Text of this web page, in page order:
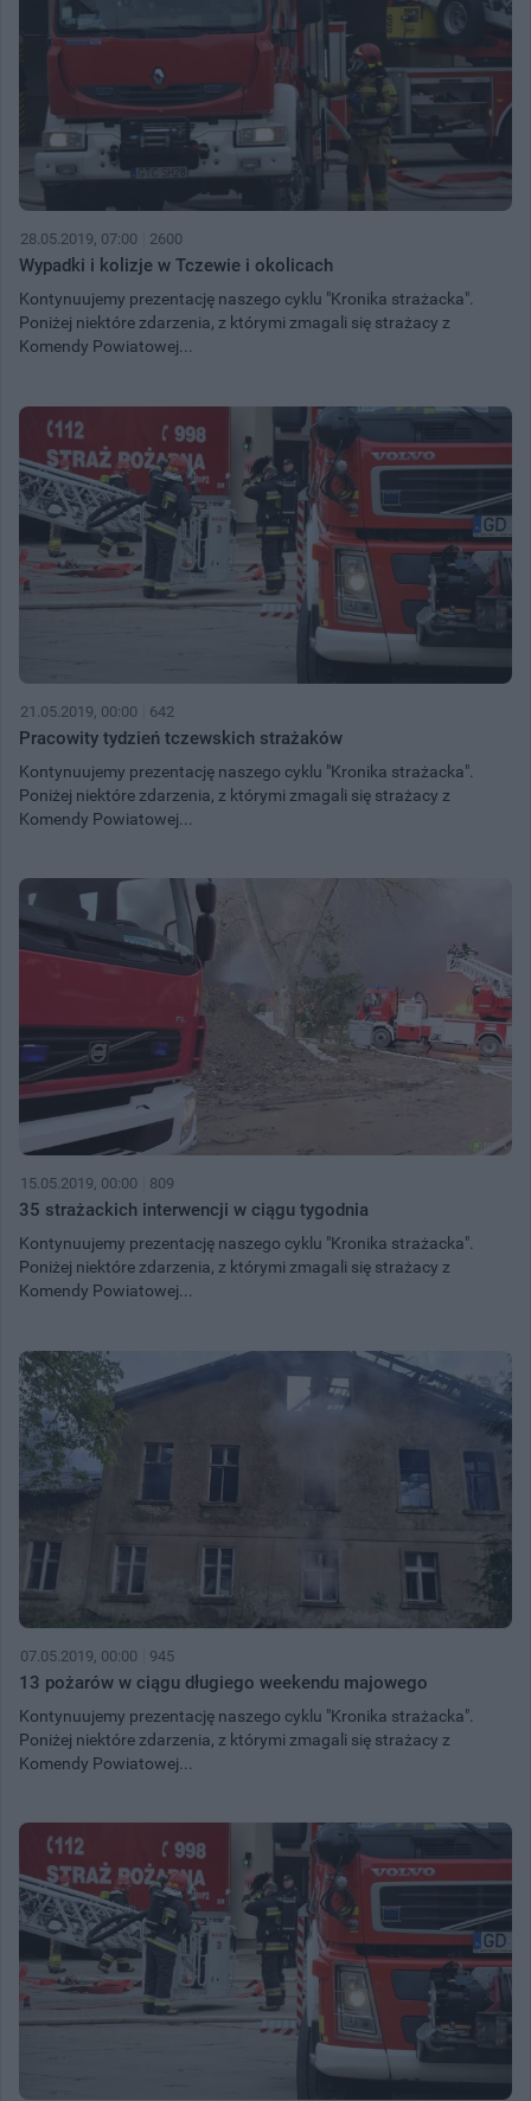
28.05.2019, 07:00 2600
Wypadki i kolizje w Tczewie i okolicach
Kontynuujemy prezentację naszego cyklu "Kronika strażacka".
Poniżej niektóre zdarzenia, z którymi zmagali się strażacy z
Komendy Powiatowej...
21.05.2019, 00:00 642
Pracowity tydzień tczewskich strażaków
Kontynuujemy prezentację naszego cyklu "Kronika strażacka".
Poniżej niektóre zdarzenia, z którymi zmagali się strażacy z
Komendy Powiatowej...
15.05.2019, 00:00 809
35 strażackich interwencji w ciągu tygodnia
Kontynuujemy prezentację naszego cyklu "Kronika strażacka".
Poniżej niektóre zdarzenia, z którymi zmagali się strażacy z
Komendy Powiatowej...
07.05.2019, 00:00 945
13 pożarów w ciągu długiego weekendu majowego
Kontynuujemy prezentację naszego cyklu "Kronika strażacka".
Poniżej niektóre zdarzenia, z którymi zmagali się strażacy z
Komendy Powiatowej...